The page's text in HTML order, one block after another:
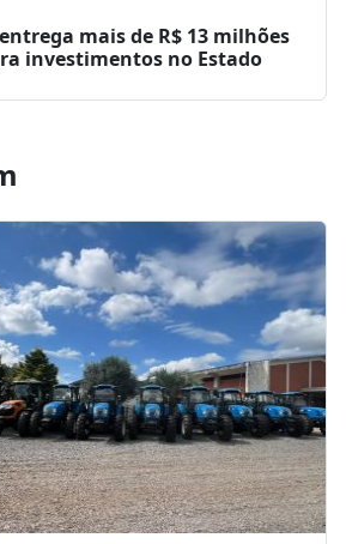
mais de R$ 13 milhões
investimentos no Estado